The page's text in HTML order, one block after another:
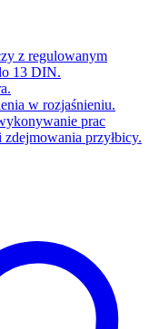
z regulowanym
13 DIN.
w rozjaśnieniu.
prac
przyłbicy.